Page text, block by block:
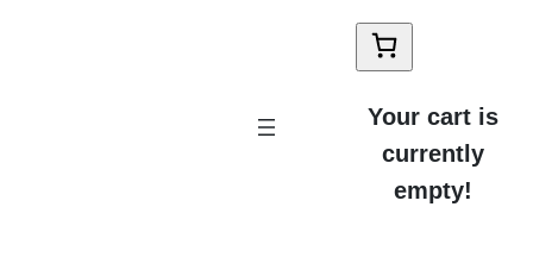
Your cart is
currently
empty!